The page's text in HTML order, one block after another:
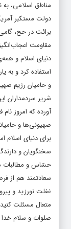
مناطق اسلامی، به
دولت مستکبر
برائت در حج،
مقاومت
دنیای اسلام و
استفاده کرد و
و حامیان رژیم
شریر سردمداران
آورده که امروز
صهیونی‌ها و
برای دنیای اسلام
سخنگویان و
حسّاس و مطالبات
سعادتمند هم از
غفلت نورزید و
متعال مسئلت
صلوات و سلام خدا